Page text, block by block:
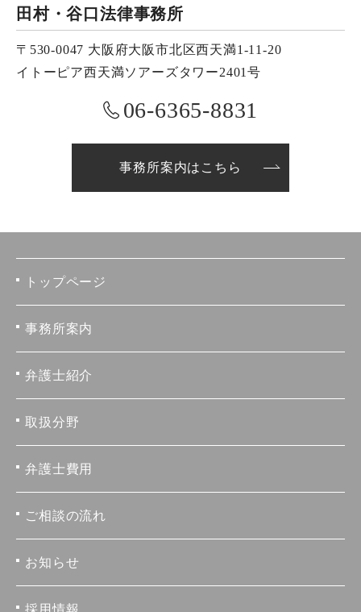
田村・谷口法律事務所
〒530-0047 大阪府大阪市北区西天満1-11-20
イトーピア西天満ソアーズタワー2401号
06-6365-8831
事務所案内はこちら
トップページ
事務所案内
弁護士紹介
取扱分野
弁護士費用
ご相談の流れ
お知らせ
採用情報